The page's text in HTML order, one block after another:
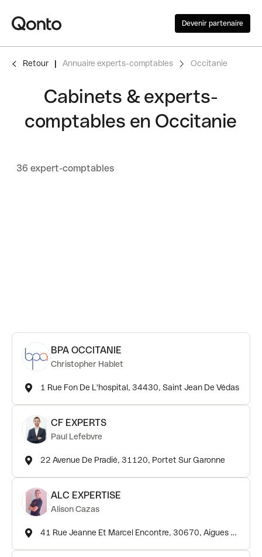
Devenir partenaire
Retour Annuaire experts-comptables Occitanie
Cabinets & experts-
comptables en Occitanie
36 expert-comptables
BPA OCCITANIE
Christopher Hablet
1 Rue Fon De L'hospital, 34430, Saint Jean De Védas
CF EXPERTS
Paul Lefebvre
22 Avenue De Pradié, 31120, Portet Sur Garonne
ALC EXPERTISE
Alison Cazas
41 Rue Jeanne Et Marcel Encontre, 30670, Aigues Vives